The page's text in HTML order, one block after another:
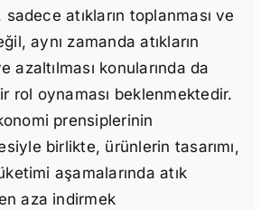
sadece atıkların toplanması ve
aynı zamanda atıkların
azaltılması konularında da
rol oynaması beklenmektedir.
prensiplerinin
birlikte, ürünlerin tasarımı,
aşamalarında atık
aza indirmek